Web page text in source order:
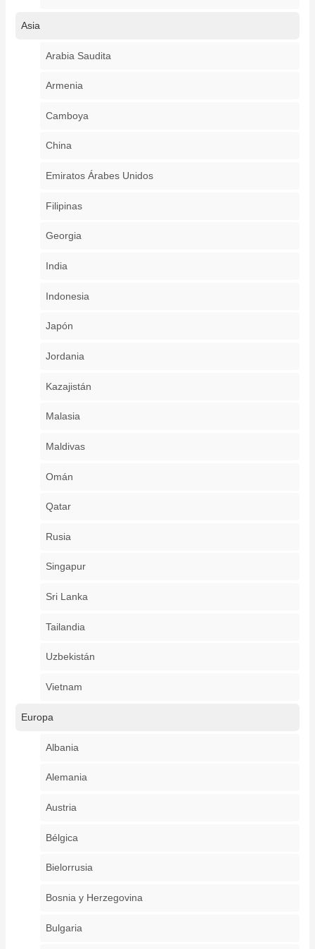
Asia
Arabia Saudita
Armenia
Camboya
China
Emiratos Árabes Unidos
Filipinas
Georgia
India
Indonesia
Japón
Jordania
Kazajistán
Malasia
Maldivas
Omán
Qatar
Rusia
Singapur
Sri Lanka
Tailandia
Uzbekistán
Vietnam
Europa
Albania
Alemania
Austria
Bélgica
Bielorrusia
Bosnia y Herzegovina
Bulgaria